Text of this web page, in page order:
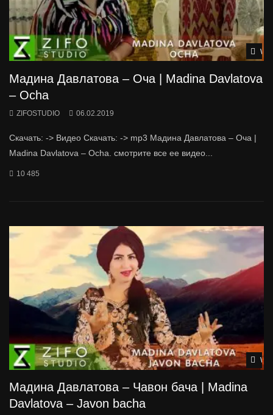
Мадина Давлатова – Оча | Madina Davlatova
– Ocha
ZIFOSTUDIO 06.02.2019
Скачать: -> Видео Скачать: -> mp3 Мадина Давлатова – Оча |
Madina Davlatova – Ocha. смотрите все ее видео...
10 485
Мадина Давлатова – Чавон бача | Madina
Davlatova – Javon bacha